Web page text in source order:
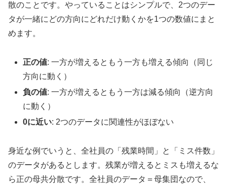
散のことです。やっていることはシンプルで、2つのデー
タが一緒にどの方向にどれだけ動くかを1つの数値にまと
めます。
正の値: 一方が増えるともう一方も増える傾向（同じ
方向に動く）
負の値: 一方が増えるともう一方は減る傾向（逆方向
に動く）
0に近い: 2つのデータに関連性がほぼない
身近な例でいうと、全社員の「残業時間」と「ミス件数」
のデータがあるとします。残業が増えるとミスも増えるな
ら正の母共分散です。全社員のデータ＝母集団なので、